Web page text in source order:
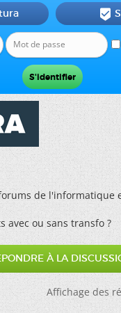

de l'informatique
avec ou sans transfo ?
À LA
Affichage des